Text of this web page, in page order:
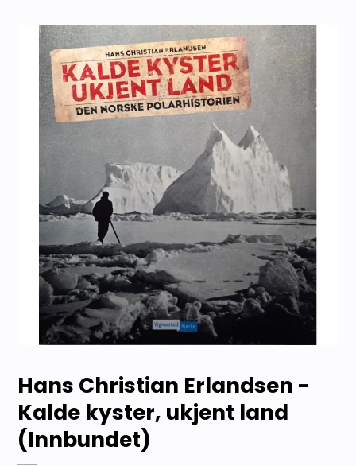
Hans Christian Erlandsen -
Kalde kyster, ukjent land
(Innbundet)